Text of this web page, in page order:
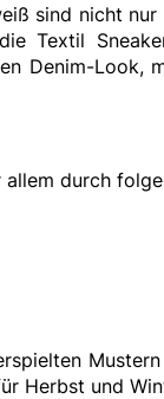
sind nicht nur
Textil
Denim-Look,
allem durch
Herbst und